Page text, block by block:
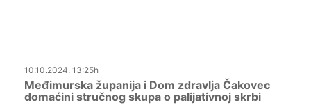
10.10.2024. 13:25h
Međimurska županija i Dom zdravlja Čakovec
domaćini stručnog skupa o palijativnoj skrbi